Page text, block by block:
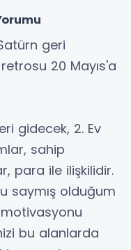
geri
20 Mayıs'a
gidecek, 2. Ev
sahip
para ile ilişkilidir.
saymış olduğum
bu alanlarda